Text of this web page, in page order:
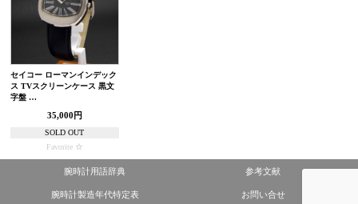
セイコー ローマンインデック
ス TVスクリーンケース 黒文
字盤 …
35,000円
SOLD OUT
Favorite
腕時計用語辞典 参考文献
腕時計製造年代特定表 お問い合せ